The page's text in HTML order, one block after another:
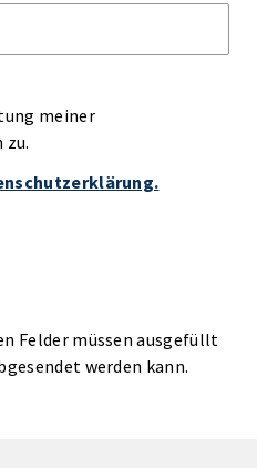
meiner
zu.
Felder müssen ausgefüllt
werden kann.